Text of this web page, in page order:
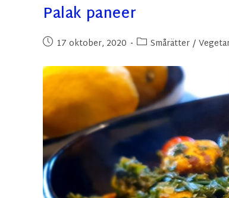
Palak paneer
17 oktober, 2020 Smårätter /